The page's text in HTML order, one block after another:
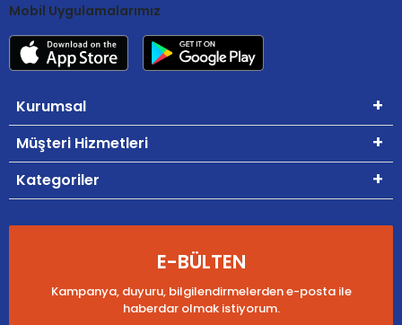
Mobil Uygulamalarımız
Kurumsal
Müşteri Hizmetleri
Kategoriler
E-BÜLTEN
Kampanya, duyuru, bilgilendirmelerden e-posta ile
haberdar olmak istiyorum.